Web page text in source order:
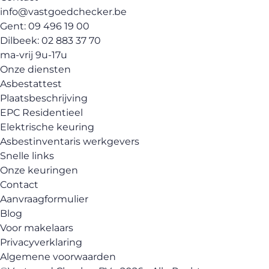
info@vastgoedchecker.be
Gent: 09 496 19 00
Dilbeek: 02 883 37 70
ma-vrij 9u-17u
Onze diensten
Asbestattest
Plaatsbeschrijving
EPC Residentieel
Elektrische keuring
Asbestinventaris werkgevers
Snelle links
Onze keuringen
Contact
Aanvraagformulier
Blog
Voor makelaars
Privacyverklaring
Algemene voorwaarden